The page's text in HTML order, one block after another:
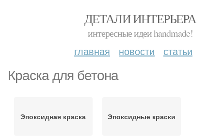
ДЕТАЛИ ИНТЕРЬЕРА
интересные идеи handmade!
главная новости статьи
Краска для бетона
Эпоксидная краска Эпоксидные краски